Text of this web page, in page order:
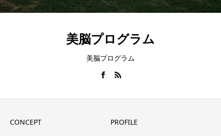
美脳プログラム
美脳プログラム
CONCEPT
PROFILE